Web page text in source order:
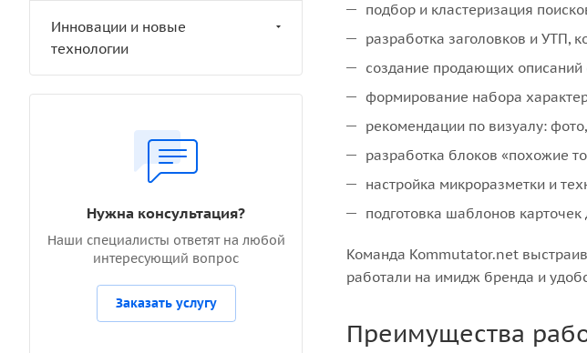
подбор и кластеризация
разработка заголовков и УТП,
создание продающих
формирование набора
рекомендации по визуалу:
разработка блоков «похожие
настройка микроразметки и
подготовка шаблонов
Команда Kommutator.net
работали на имидж бренда и
Преимущества
Инновации и новые
технологии
Нужна консультация?
Наши специалисты ответят на любой
интересующий вопрос
Заказать услугу